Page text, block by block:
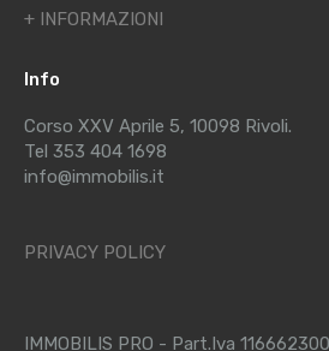
+ INFORMAZIONI
Info
Corso XXV Aprile 5, 10098 Rivoli.
Tel 353 404 1698
info@immobilis.it
PRIVACY POLICY
IMMOBILIS PRO - Part.Iva